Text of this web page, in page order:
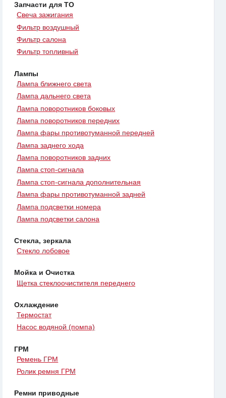
Запчасти для ТО
Свеча зажигания
Фильтр воздушный
Фильтр салона
Фильтр топливный
Лампы
Лампа ближнего света
Лампа дальнего света
Лампа поворотников боковых
Лампа поворотников передних
Лампа фары противотуманной передней
Лампа заднего хода
Лампа поворотников задних
Лампа стоп-сигнала
Лампа стоп-сигнала дополнительная
Лампа фары противотуманной задней
Лампа подсветки номера
Лампа подсветки салона
Стекла, зеркала
Стекло лобовое
Мойка и Очистка
Щетка стеклоочистителя переднего
Охлаждение
Термостат
Насос водяной (помпа)
ГРМ
Ремень ГРМ
Ролик ремня ГРМ
Ремни приводные